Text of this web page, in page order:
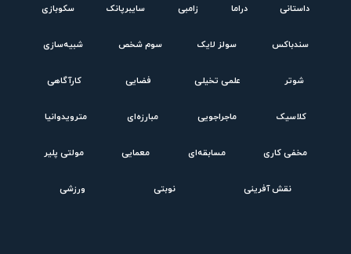
داستانی دراما زامبی سایبرپانک سکوبازی
سندباکس سولز لایک سوم شخص شبیه‌سازی
شوتر علمی تخیلی فضایی کارآگاهی
کلاسیک ماجراجویی مبارزه‌ای مترویدوانیا
مخفی کاری مسابقه‌ای معمایی مولتی پلیر
نقش آفرینی نوبتی ورزشی